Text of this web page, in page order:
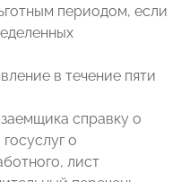
периодом, если
в течение пяти
справку о
о
лист